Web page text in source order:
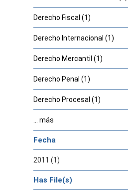
Derecho Fiscal (1)
Derecho Internacional (1)
Derecho Mercantil (1)
Derecho Penal (1)
Derecho Procesal (1)
... más
Fecha
2011 (1)
Has File(s)